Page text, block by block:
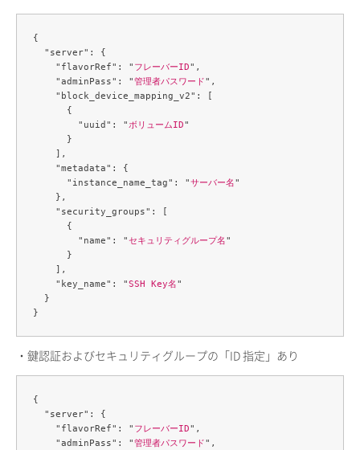
{
  "server": {
    "flavorRef": "
フレーバーID",
    "adminPass": "
管理者パスワード",
    "block_device_mapping_v2": [
      {
        "uuid": "
ボリュームID"
      }
    ],
    "metadata": {
      "instance_name_tag": "
サーバー名"
    },
    "security_groups": [
      {
        "name": "
セキュリティグループ名"
      }
    ],
    "key_name": "
SSH Key名"
  }
・鍵認証およびセキュリティグループの「ID 指定」あり
{
  "server": {
    "flavorRef": "
フレーバーID",
    "adminPass": "
管理者パスワード",